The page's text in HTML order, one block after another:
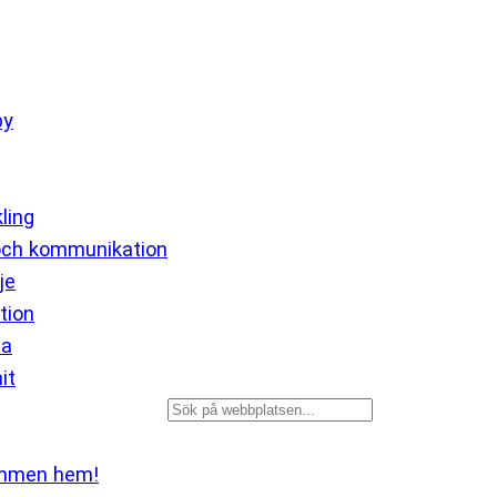
kommunikation
hem!
Sök